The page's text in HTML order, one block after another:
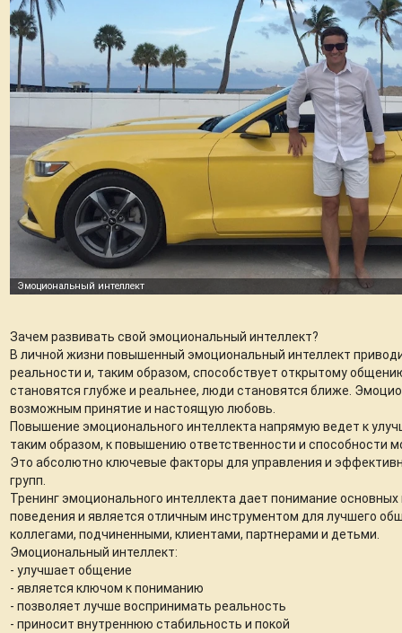
Зачем развивать свой эмоциональный интеллект?
В личной жизни повышенный эмоциональный интеллект
реальности и, таким образом, способствует открытому
становятся глубже и реальнее, люди становятся ближе.
возможным принятие и настоящую любовь.
Повышение эмоционального интеллекта напрямую ведет к
таким образом, к повышению ответственности и способности
Это абсолютно ключевые факторы для управления и
групп.
Тренинг эмоционального интеллекта дает понимание
поведения и является отличным инструментом для лучшего
коллегами, подчиненными, клиентами, партнерами и детьми.
Эмоциональный интеллект:
- улучшает общение
- является ключом к пониманию
- позволяет лучше воспринимать реальность
- приносит внутреннюю стабильность и покой